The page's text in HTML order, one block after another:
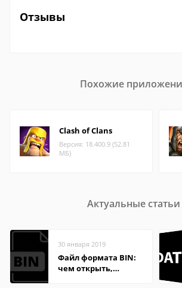
Отзывы
Похожие
Clash of Clans
Версия: 18.400.9 (52.81
МБ)
Актуальные статьи
30 января 2019
Файл формата BIN:
чем открыть,